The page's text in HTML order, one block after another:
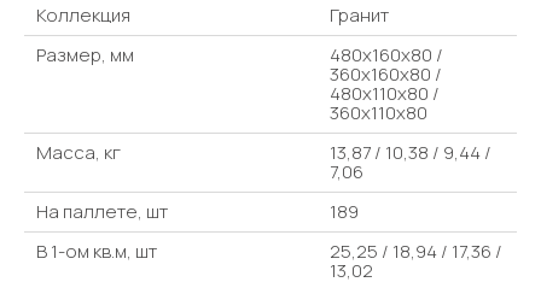
Коллекция
Гранит
Размер, мм
480х160х80 /
360х160х80 /
480х110х80 /
360х110х80
Масса, кг
13,87 / 10,38 / 9,44 /
7,06
На паллете, шт
189
В 1-ом кв.м, шт
25,25 / 18,94 / 17,36 /
13,02